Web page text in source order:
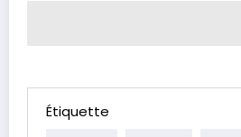
Étiquette